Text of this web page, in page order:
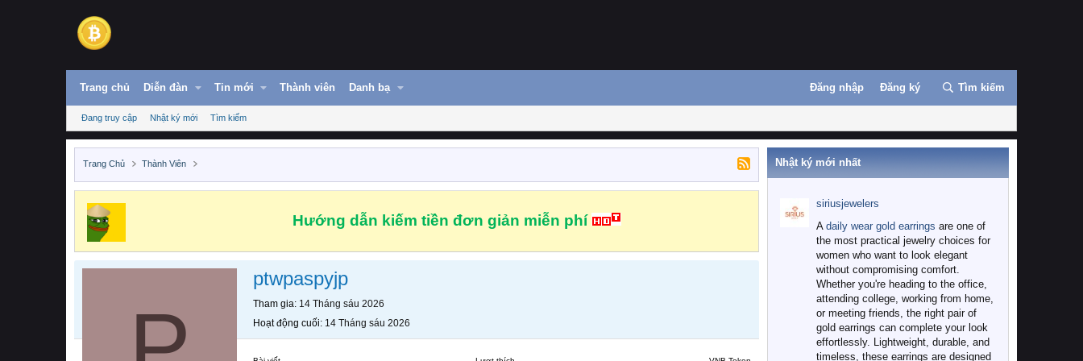
Trang chủ Diễn đàn Tin mới Thành viên Danh bạ Đăng nhập Đăng ký Tìm kiếm
Đang truy cập Nhật ký mới Tìm kiếm
Trang Chủ Thành Viên
Hướng dẫn kiếm tiền đơn giản miễn phí
ptwpaspyjp
Tham gia 14 Tháng sáu 2026
Hoạt động cuối 14 Tháng sáu 2026
Nhật ký mới nhất
siriusjewelers
A daily wear gold earrings are one of
the most practical jewelry choices for
women who want to look elegant
without compromising comfort.
Whether you're heading to the office,
attending college, working from home,
or meeting friends, the right pair of
gold earrings can complete your look
effortlessly. Lightweight, durable, and
timeless, these earrings are designed